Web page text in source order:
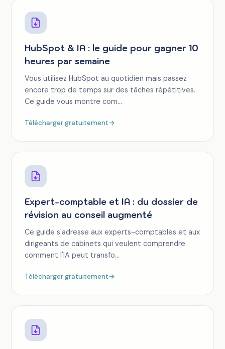
HubSpot & IA : le guide pour gagner 10
heures par semaine
Vous utilisez HubSpot au quotidien mais passez
encore trop de temps sur des tâches répétitives.
Ce guide vous montre com...
Télécharger gratuitement→
Expert-comptable et IA : du dossier de
révision au conseil augmenté
Ce guide s'adresse aux experts-comptables et aux
dirigeants de cabinets qui veulent comprendre
comment l'IA peut transfo...
Télécharger gratuitement→